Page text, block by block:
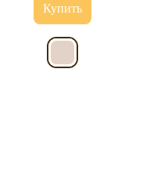
Купить